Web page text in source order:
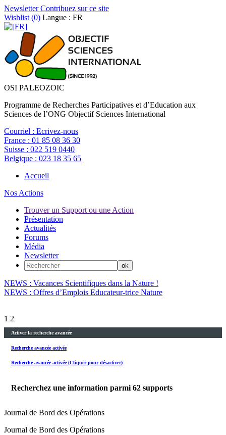
NewsletterContribuez sur ce site
Wishlist (0) Langue : FR
OSI PALEOZOIC
Programme de Recherches Participatives et d’Education aux
Sciences de l’ONG Objectif Sciences International
Courriel : Ecrivez-nous
France : 01 85 08 36 30
Suisse : 022 519 0440
Belgique : 023 18 35 65
Accueil
Nos Actions
Trouver un Support ou une Action
Présentation
Actualités
Forums
Média
Newsletter
NEWS : Vacances Scientifiques dans la Nature !
NEWS : Offres d’Emplois Educateur-trice Nature
1 2
Activer la recherche avancée
Recherche avancée activée
Recherche avancée activée (Cliquer pour désactiver)
Recherchez une information parmi 62 supports
Journal de Bord des Opérations
Journal de Bord des Opérations